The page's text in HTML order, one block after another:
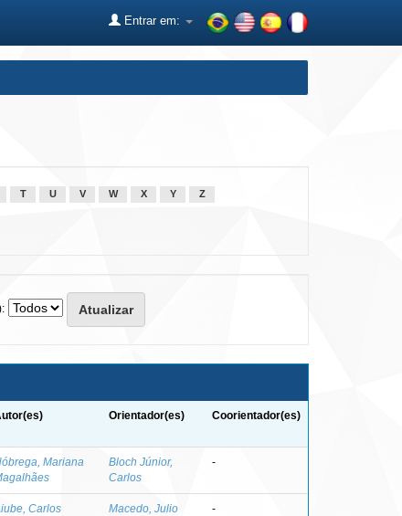
Entrar em:
T U V W X Y Z
Orientador(es) Coorientador(es)
Mariana
Bloch Júnior,
Carlos
-
Carlos
Macedo, Julio
-